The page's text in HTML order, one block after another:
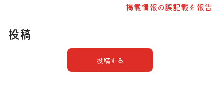
掲載情報の誤記載を報告
投稿
投稿する